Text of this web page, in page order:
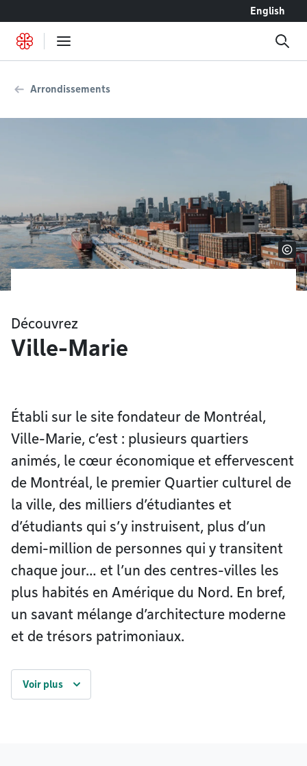
English
Arrondissements
Découvrez
Ville-Marie
Établi sur le site fondateur de Montréal,
Ville-Marie, c’est : plusieurs quartiers
animés, le cœur économique et effervescent
de Montréal, le premier Quartier culturel de
la ville, des milliers d’étudiantes et
d’étudiants qui s’y instruisent, plus d’un
demi-million de personnes qui y transitent
chaque jour… et l’un des centres-villes les
plus habités en Amérique du Nord. En bref,
un savant mélange d’architecture moderne
et de trésors patrimoniaux.
Voir plus